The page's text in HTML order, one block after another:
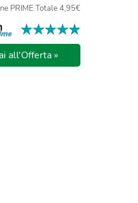
PRIME Totale 4,95€
★★★★★
★★★★★
all'Offerta »